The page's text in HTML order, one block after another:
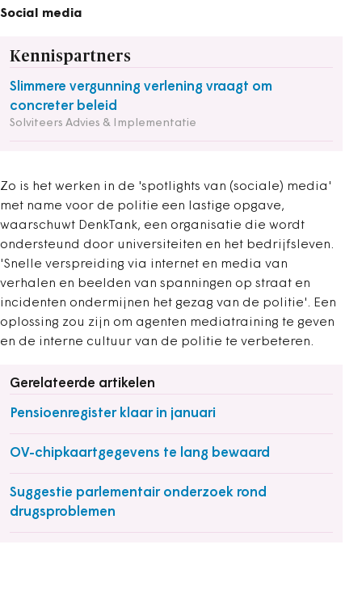
Social media
Kennispartners
Slimmere vergunning verlening vraagt om
concreter beleid
Solviteers Advies & Implementatie
Zo is het werken in de 'spotlights van (sociale) media'
met name voor de politie een lastige opgave,
waarschuwt DenkTank, een organisatie die wordt
ondersteund door universiteiten en het bedrijfsleven.
'Snelle verspreiding via internet en media van
verhalen en beelden van spanningen op straat en
incidenten ondermijnen het gezag van de politie'. Een
oplossing zou zijn om agenten mediatraining te geven
en de interne cultuur van de politie te verbeteren.
Gerelateerde artikelen
Pensioenregister klaar in januari
OV-chipkaartgegevens te lang bewaard
Suggestie parlementair onderzoek rond
drugsproblemen